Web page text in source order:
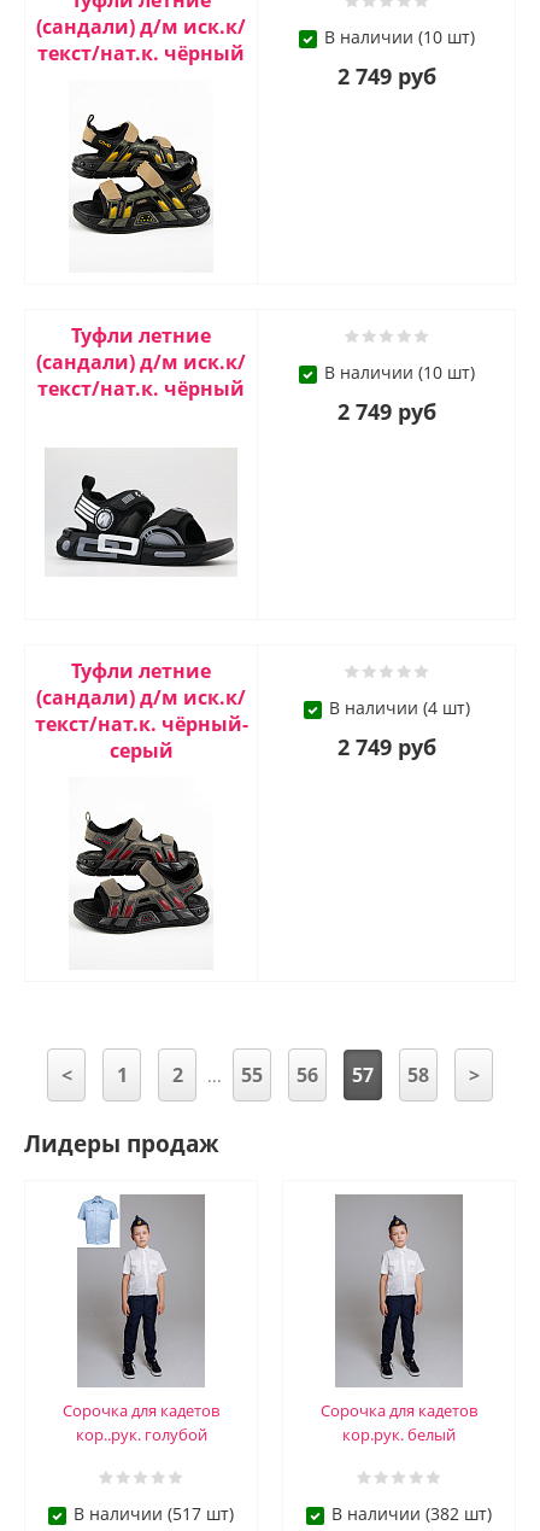
(сандали) д/м иск.к/
текст/нат.к. чёрный
В наличии (10 шт)
2 749 руб
Туфли летние
(сандали) д/м иск.к/
текст/нат.к. чёрный
В наличии (10 шт)
2 749 руб
Туфли летние
(сандали) д/м иск.к/
текст/нат.к. чёрный-
серый
В наличии (4 шт)
2 749 руб
< 1 2 ... 55 56 57 58 >
Лидеры продаж
Сорочка для кадетов
кор..рук. голубой
В наличии (517 шт)
Сорочка для кадетов
кор.рук. белый
В наличии (382 шт)